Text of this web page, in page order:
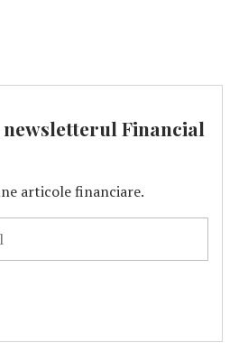
newsletterul Financial
articole financiare.